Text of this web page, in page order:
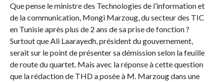
Que pense le ministre des Technologies de l’information et
de la communication, Mongi Marzoug, du secteur des TIC
en Tunisie après plus de 2 ans de sa prise de fonction ?
Surtout que Ali Laarayedh, président du gouvernement,
serait sur le point de présenter sa démission selon la feuille
de route du quartet. Mais avec la réponse à cette question
que la rédaction de THD a posée à M. Marzoug dans une